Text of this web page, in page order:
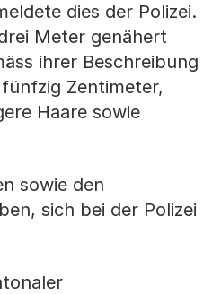
dies der Polizei.
Meter genähert
ihrer Beschreibung
Zentimeter,
Haare sowie
sowie den
sich bei der Polizei